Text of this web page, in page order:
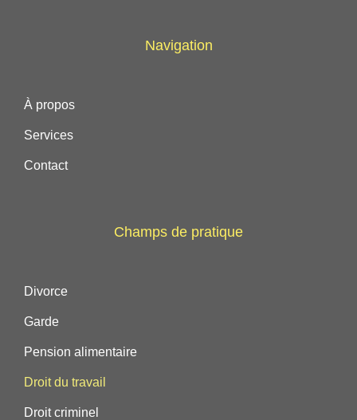
Navigation
À propos
Services
Contact
Champs de pratique
Divorce
Garde
Pension alimentaire
Droit du travail
Droit criminel